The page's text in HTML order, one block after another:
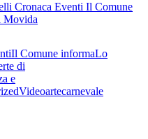
Cronaca Eventi Il Comune
Movida
Il Comune informaLo
di
e
Videoartecarnevale